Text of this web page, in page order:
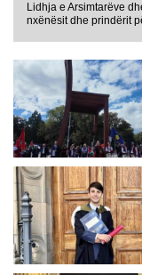
Lidhja e Arsimtarëve
nxënësit dhe prindërit